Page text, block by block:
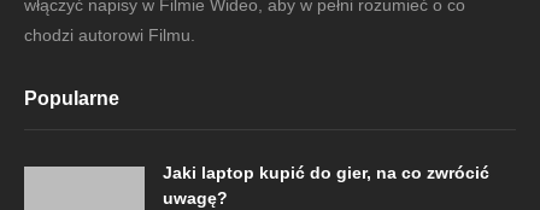
włączyć napisy w Filmie Wideo, aby w pełni rozumieć o co
chodzi autorowi Filmu.
Popularne
Jaki laptop kupić do gier, na co zwrócić
uwagę?